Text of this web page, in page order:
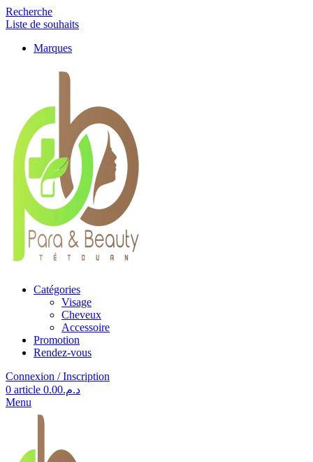
Recherche
Liste de souhaits
Marques
Catégories
Visage
Cheveux
Accessoire
Promotion
Rendez-vous
Connexion / Inscription
0 article د.م.0.00
Menu